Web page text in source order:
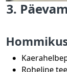
3.
Roheline